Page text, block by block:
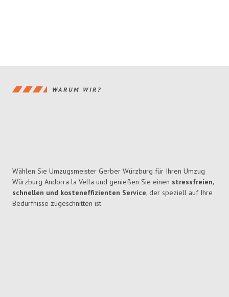
WARUM WIR?
Wählen Sie Umzugsmeister Gerber Würzburg für Ihren Umzug
Würzburg Andorra la Vella und genießen Sie einen stressfreien,
schnellen und kosteneffizienten Service, der speziell auf Ihre
Bedürfnisse zugeschnitten ist.